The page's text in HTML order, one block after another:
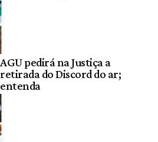
AGU pedirá na Justiça a
retirada do Discord do ar;
entenda